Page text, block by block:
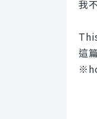
我
這